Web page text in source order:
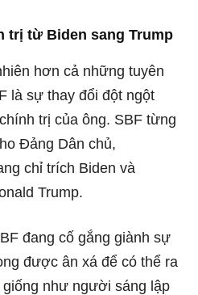
trị từ Biden sang Trump
hơn cả những tuyên
là sự thay đổi đột ngột
trị của ông. SBF từng
Đảng Dân chủ,
chỉ trích Biden và
Trump.
đang cố gắng giành sự
được ân xá để có thể ra
như người sáng lập